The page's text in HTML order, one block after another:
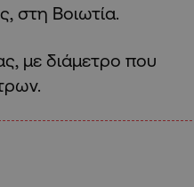
στη Βοιωτία.
με διάμετρο που